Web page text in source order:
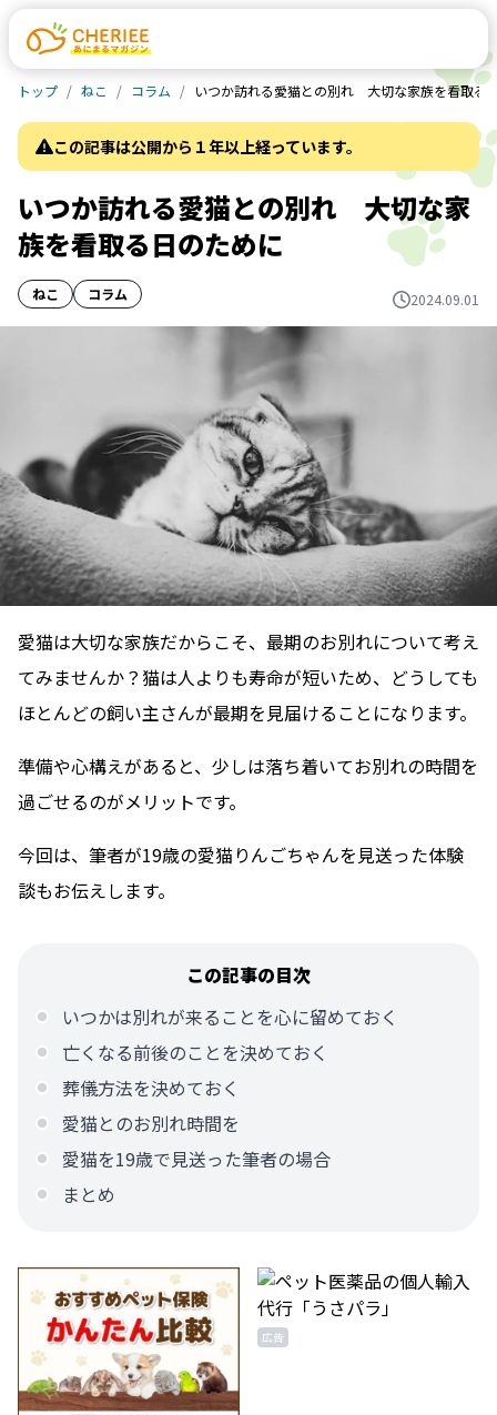
トップ ねこ コラム いつか訪れる愛猫との別れ 大切な家族を看取る
この記事は公開から１年以上経っています。
いつか訪れる愛猫との別れ 大切な家
族を看取る日のために
ねこ コラム 2024.09.01
愛猫は大切な家族だからこそ、最期のお別れについて考え
てみませんか？猫は人よりも寿命が短いため、どうしても
ほとんどの飼い主さんが最期を見届けることになります。
準備や心構えがあると、少しは落ち着いてお別れの時間を
過ごせるのがメリットです。
今回は、筆者が19歳の愛猫りんごちゃんを見送った体験
談もお伝えします。
この記事の目次
いつかは別れが来ることを心に留めておく
亡くなる前後のことを決めておく
葬儀方法を決めておく
愛猫とのお別れ時間を
愛猫を19歳で見送った筆者の場合
まとめ
広告